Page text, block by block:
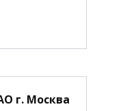
г. Москва